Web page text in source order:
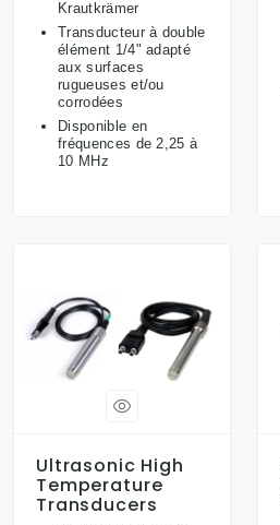
Krautkrämer
Transducteur à double
élément 1/4" adapté
aux surfaces
rugueuses et/ou
corrodées
Disponible en
fréquences de 2,25 à
10 MHz
Ultrasonic High
Temperature
Transducers